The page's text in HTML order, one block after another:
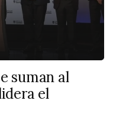
suman al
el